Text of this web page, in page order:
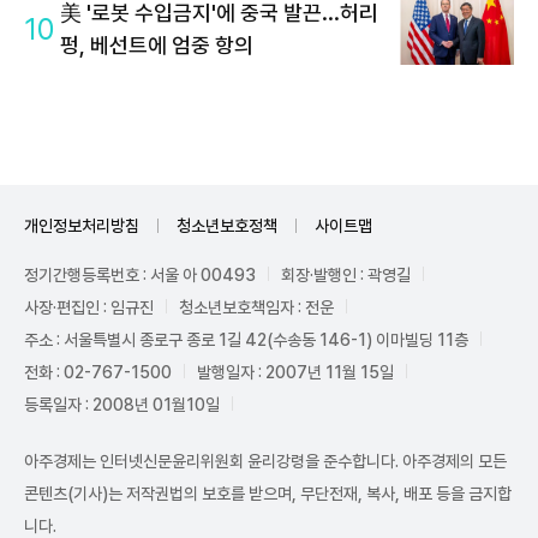
10 美 '로봇 수입금지'에 중국 발끈...허리
펑, 베선트에 엄중 항의
개인정보처리방침 청소년보호정책 사이트맵
정기간행등록번호 : 서울 아 00493
회장·발행인 : 곽영길
사장·편집인 : 임규진
청소년보호책임자 : 전운
주소 : 서울특별시 종로구 종로 1길 42(수송동 146-1) 이마빌딩 11층
전화 : 02-767-1500
발행일자 : 2007년 11월 15일
등록일자 : 2008년 01월10일
아주경제는 인터넷신문윤리위원회 윤리강령을 준수합니다. 아주경제의 모든
콘텐츠(기사)는 저작권법의 보호를 받으며, 무단전재, 복사, 배포 등을 금지합
니다.